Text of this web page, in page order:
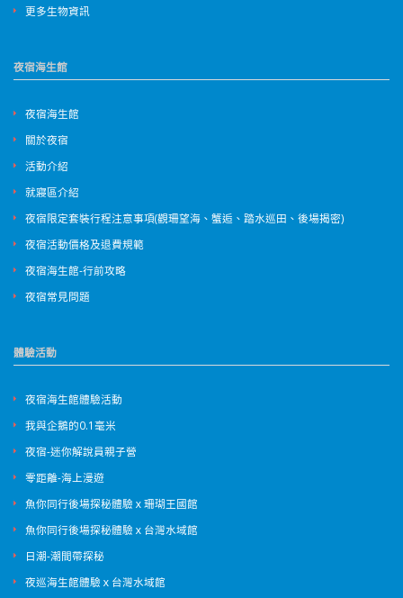
更多生物資訊
夜宿海生館
夜宿海生館
關於夜宿
活動介紹
就寢區介紹
夜宿限定套裝行程注意事項(觀珊望海、蟹逅、踏水巡田、後場揭密)
夜宿活動價格及退費規範
夜宿海生館-行前攻略
夜宿常見問題
體驗活動
夜宿海生館體驗活動
我與企鵝的0.1毫米
夜宿-迷你解說員親子營
零距離-海上漫遊
魚你同行後場探秘體驗ｘ珊瑚王國館
魚你同行後場探秘體驗ｘ台灣水域館
日潮-潮間帶探秘
夜巡海生館體驗ｘ台灣水域館